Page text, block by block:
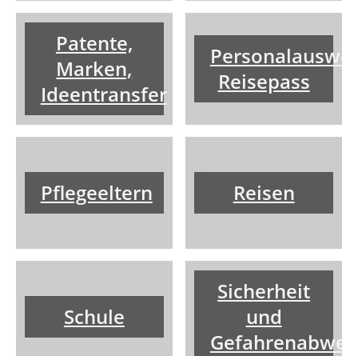
Patente,
Marken,
Ideentransfer
Reisepass
Pflegeeltern Reisen
Schule
Sicherheit
und